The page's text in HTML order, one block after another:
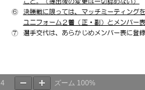
4 ズーム 100%